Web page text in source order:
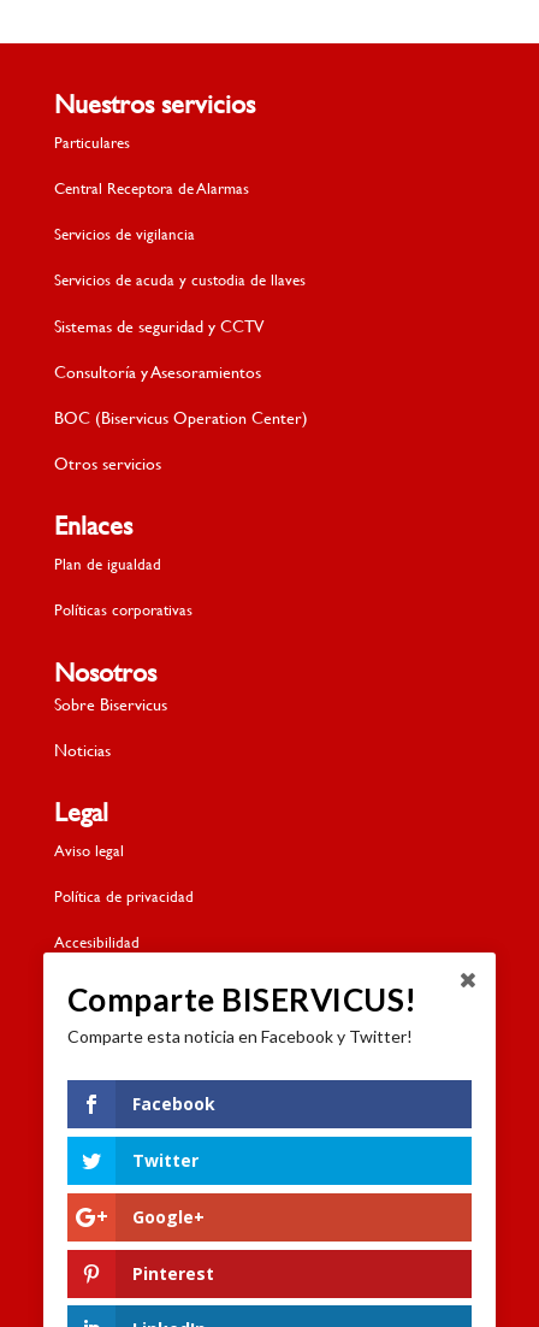
Nuestros servicios
Particulares
Central Receptora de Alarmas
Servicios de vigilancia
Servicios de acuda y custodia de llaves
Sistemas de seguridad y CCTV
Consultoría y Asesoramientos
BOC (Biservicus Operation Center)
Otros servicios
Enlaces
Plan de igualdad
Políticas corporativas
Nosotros
Sobre Biservicus
Noticias
Legal
Aviso legal
Política de privacidad
Accesibilidad
Política de cookies
Contacto
Formulario de contacto
Trabaja con nosotros
Canal de denuncias
Comparte BISERVICUS!
Comparte esta noticia en Facebook y Twitter!
Facebook
Twitter
Google+
Pinterest